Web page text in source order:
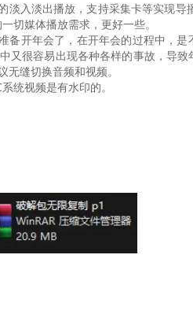
入淡出播放，支持采集卡等实现导
切媒体播放需求，更好一些。
开年会了，在开年会的过程中，是
又很容易出现各种各样的事故，导
缝切换音频和视频。
视频是有水印的。